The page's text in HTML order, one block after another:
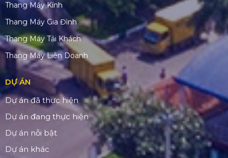
Thang Máy Kính
Thang Máy Gia Đình
Thang Máy Tải Khách
Thang Máy Liên Doanh
DỰ ÁN
Dự án đã thực hiện
Dự án đang thực hiện
Dự án nỗi bật
Dự án khác